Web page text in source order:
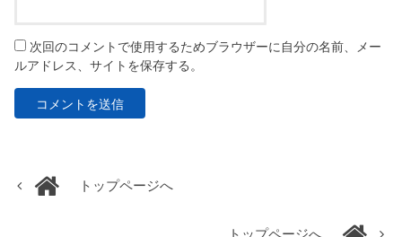
次回のコメントで使用するためブラウザーに自分の名前、メー
ルアドレス、サイトを保存する。
トップページへ
トップページへ